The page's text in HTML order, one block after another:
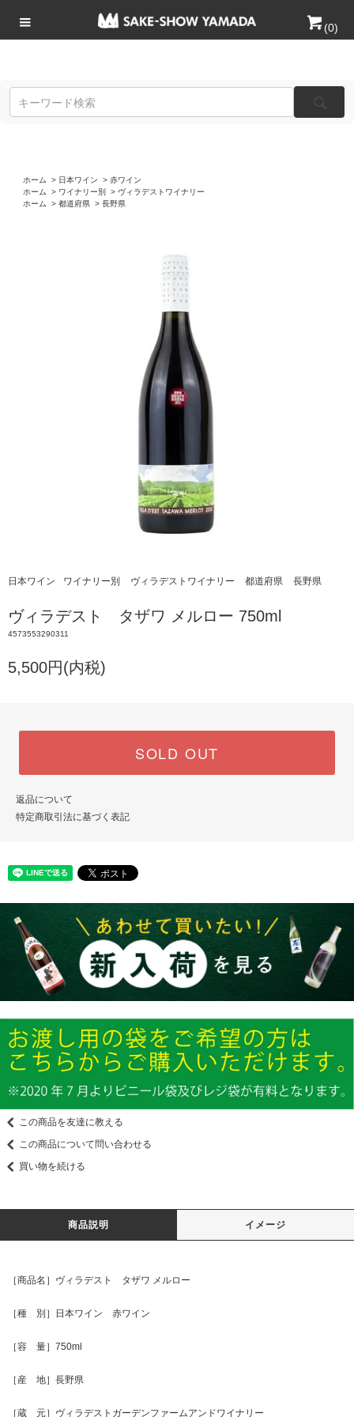
(0)
ホーム > 日本ワイン > 赤ワイン
ホーム
> ワイナリー別 > ヴィラデストワイナリー
ホーム
> 都道府県 > 長野県
日本ワイン ワイナリー別 ヴィラデストワイナリー 都道府県 長野県
ヴィラデスト タザワ メルロー 750ml
4573553290311
5,500円(内税)
SOLD OUT
返品について
特定商取引法に基づく表記
この商品を友達に教える
この商品について問い合わせる
買い物を続ける
商品説明 イメージ
［商品名］ヴィラデスト タザワ メルロー
［種 別］日本ワイン 赤ワイン
［容 量］750ml
［産 地］長野県
［蔵 元］ヴィラデストガーデンファームアンドワイナリー